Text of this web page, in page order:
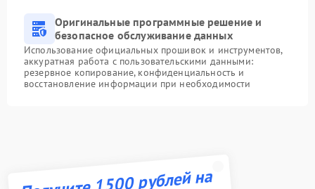
Оригинальные программные решение и
безопасное обслуживание данных
Использование официальных прошивок и инструментов,
аккуратная работа с пользовательскими данными:
резервное копирование, конфиденциальность и
восстановление информации при необходимости